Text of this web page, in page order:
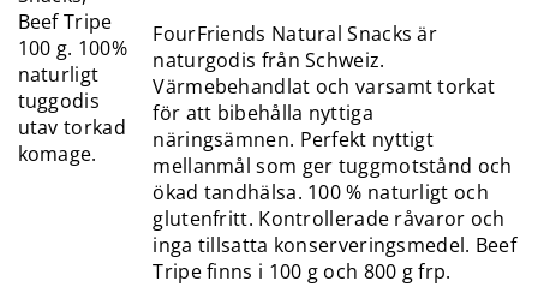
FourFriends Natural Snacks är
naturgodis från Schweiz.
Värmebehandlat och varsamt torkat
för att bibehålla nyttiga
näringsämnen. Perfekt nyttigt
mellanmål som ger tuggmotstånd och
ökad tandhälsa. 100 % naturligt och
glutenfritt. Kontrollerade råvaror och
inga tillsatta konserveringsmedel. Beef
Tripe finns i 100 g och 800 g frp.